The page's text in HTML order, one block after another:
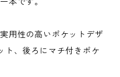
用性の高いポケットデザ
ト、後ろにマチ付きポケ